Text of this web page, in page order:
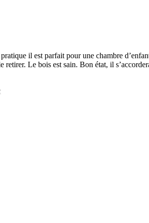
il est parfait pour une chambre
Le bois est sain. Bon état, il